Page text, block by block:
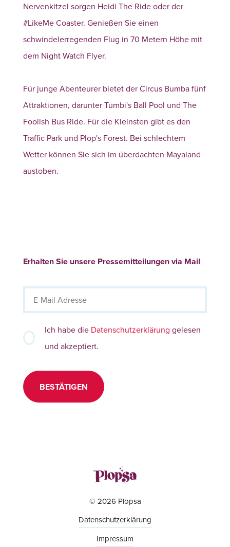
Nervenkitzel sorgen Heidi The Ride oder der
#LikeMe Coaster. Genießen Sie einen
schwindelerregenden Flug in 70 Metern Höhe mit
dem Night Watch Flyer.
Für junge Abenteurer bietet der Circus Bumba fünf
Attraktionen, darunter Tumbi's Ball Pool und The
Foolish Bus Ride. Für die Kleinsten gibt es den
Traffic Park und Plop's Forest. Bei schlechtem
Wetter können Sie sich im überdachten Mayaland
austoben.
Erhalten Sie unsere Pressemitteilungen via Mail
Ich habe die Datenschutzerklärung gelesen
und akzeptiert.
BESTÄTIGEN
© 2026 Plopsa
Datenschutzerklärung
Impressum